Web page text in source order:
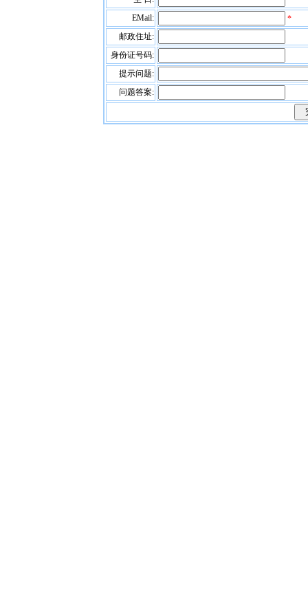
EMail:
*
邮政住址:
身份证号码:
提示问题:
问题答案: